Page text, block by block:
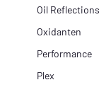
Oil Reflections
Oxidanten
Performance
Plex